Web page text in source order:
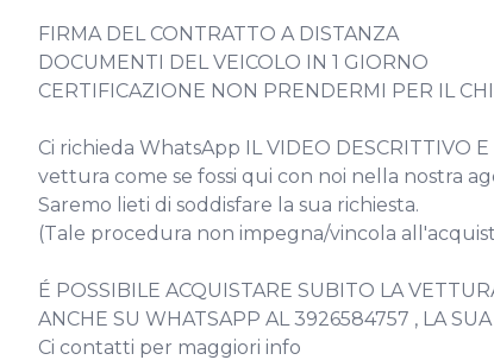
FIRMA DEL CONTRATTO A DISTANZA
DOCUMENTI DEL VEICOLO IN 1 GIORNO
CERTIFICAZIONE NON PRENDERMI PER IL
Ci richieda WhatsApp IL VIDEO DESCRITTIVO
vettura come se fossi qui con noi nella nostra
Saremo lieti di soddisfare la sua richiesta.
(Tale procedura non impegna/vincola
É POSSIBILE ACQUISTARE SUBITO LA
ANCHE SU WHATSAPP AL 3926584757 , LA
Ci contatti per maggiori info